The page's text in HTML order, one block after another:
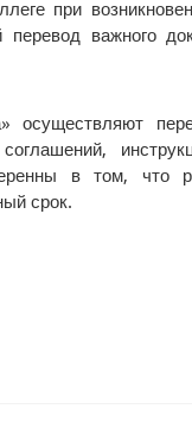
при
важного
осуществляют
в том, что
срок.